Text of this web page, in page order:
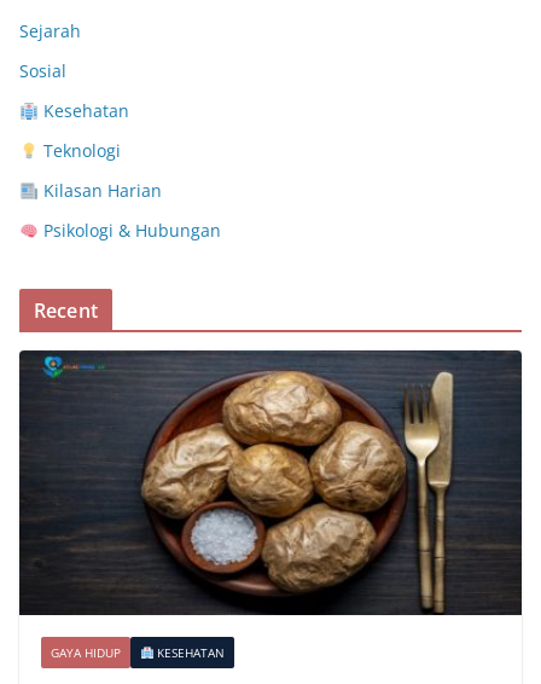
Sejarah
Sosial
Kesehatan
Teknologi
Kilasan Harian
Psikologi & Hubungan
Recent
GAYA HIDUP KESEHATAN